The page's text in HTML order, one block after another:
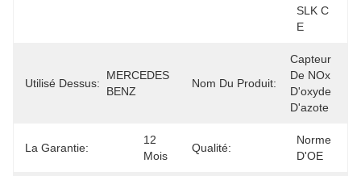
SLK C
E
Utilisé Dessus:
MERCEDES
BENZ
Nom Du Produit:
Capteur
De NOx
D'oxyde
D'azote
La Garantie:
12
Mois
Qualité:
Norme
D'OE